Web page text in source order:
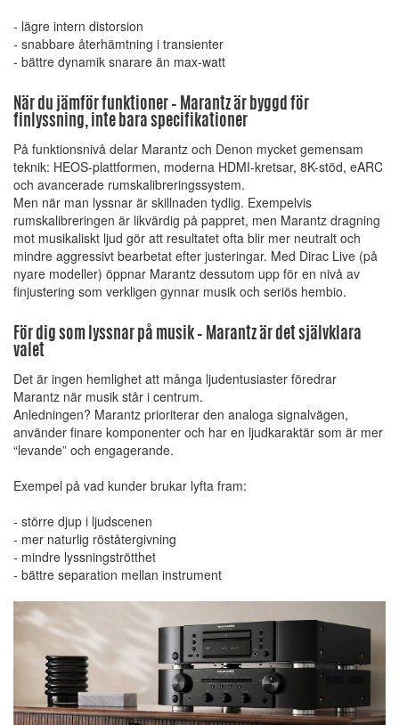
- lägre intern distorsion
- snabbare återhämtning i transienter
- bättre dynamik snarare än max-watt
När du jämför funktioner – Marantz är byggd för
finlyssning, inte bara specifikationer
På funktionsnivå delar Marantz och Denon mycket gemensam
teknik: HEOS-plattformen, moderna HDMI-kretsar, 8K-stöd, eARC
och avancerade rumskalibreringssystem.
Men när man lyssnar är skillnaden tydlig. Exempelvis
rumskalibreringen är likvärdig på pappret, men Marantz dragning
mot musikaliskt ljud gör att resultatet ofta blir mer neutralt och
mindre aggressivt bearbetat efter justeringar. Med Dirac Live (på
nyare modeller) öppnar Marantz dessutom upp för en nivå av
finjustering som verkligen gynnar musik och seriös hembio.
För dig som lyssnar på musik – Marantz är det självklara
valet
Det är ingen hemlighet att många ljudentusiaster föredrar
Marantz när musik står i centrum.
Anledningen? Marantz prioriterar den analoga signalvägen,
använder finare komponenter och har en ljudkaraktär som är mer
“levande” och engagerande.
Exempel på vad kunder brukar lyfta fram:
- större djup i ljudscenen
- mer naturlig röståtergivning
- mindre lyssningströtthet
- bättre separation mellan instrument